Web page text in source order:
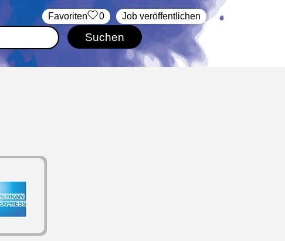
Job veröffentlichen
‏Favoriten 0